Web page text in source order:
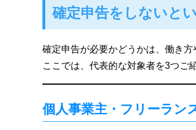
確定申告をしないと
確定申告が必要かどうかは、働き方
ここでは、代表的な対象者を3つご
個人事業主・フリーラン